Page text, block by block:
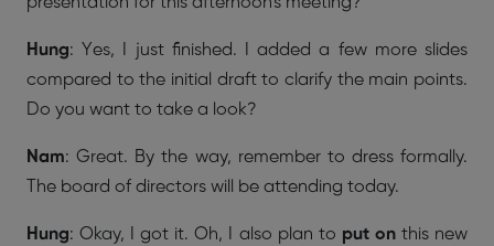
Hung: Yes, I just finished. I added a few more slides
compared to the initial draft to clarify the main points.
Do you want to take a look?
Nam: Great. By the way, remember to dress formally.
The board of directors will be attending today.
Hung: Okay, I got it. Oh, I also plan to put onthis new